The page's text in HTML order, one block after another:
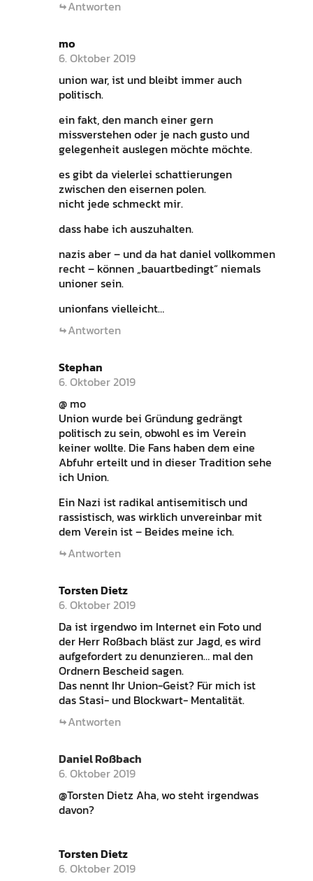
Antworten
mo
6. Oktober 2019
union war, ist und bleibt immer auch
politisch.
ein fakt, den manch einer gern
missverstehen oder je nach gusto und
gelegenheit auslegen möchte möchte.
es gibt da vielerlei schattierungen
zwischen den eisernen polen.
nicht jede schmeckt mir.
dass habe ich auszuhalten.
nazis aber – und da hat daniel vollkommen
recht – können „bauartbedingt“ niemals
unioner sein.
unionfans vielleicht…
Antworten
Stephan
6. Oktober 2019
@ mo
Union wurde bei Gründung gedrängt
politisch zu sein, obwohl es im Verein
keiner wollte. Die Fans haben dem eine
Abfuhr erteilt und in dieser Tradition sehe
ich Union.
Ein Nazi ist radikal antisemitisch und
rassistisch, was wirklich unvereinbar mit
dem Verein ist – Beides meine ich.
Antworten
Torsten Dietz
6. Oktober 2019
Da ist irgendwo im Internet ein Foto und
der Herr Roßbach bläst zur Jagd, es wird
aufgefordert zu denunzieren… mal den
Ordnern Bescheid sagen.
Das nennt Ihr Union-Geist? Für mich ist
das Stasi- und Blockwart- Mentalität.
Antworten
Daniel Roßbach
6. Oktober 2019
@Torsten Dietz Aha, wo steht irgendwas
davon?
Torsten Dietz
6. Oktober 2019